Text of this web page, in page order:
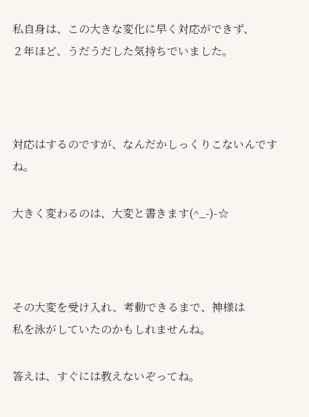
私自身は、この大きな変化に早く対応ができず、
２年ほど、うだうだした気持ちでいました。
対応はするのですが、なんだかしっくりこないんです
ね。
大きく変わるのは、大変と書きます(^_-)-☆
その大変を受け入れ、考動できるまで、神様は
私を泳がしていたのかもしれませんね。
答えは、すぐには教えないぞってね。